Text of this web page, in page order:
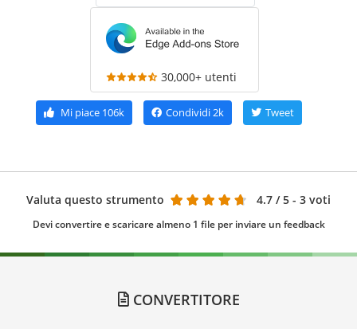
30,000+ utenti
Mi piace 106k Condividi2k Tweet
Valuta questo strumento 4.7 / 5 - 3 voti
Devi convertire e scaricare almeno 1 file per inviare un feedback
CONVERTITORE